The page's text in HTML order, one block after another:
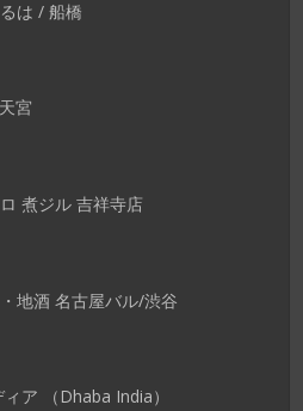
は / 船橋
宮
煮ジル 吉祥寺店
地酒 名古屋バル/渋谷
ア （Dhaba India）